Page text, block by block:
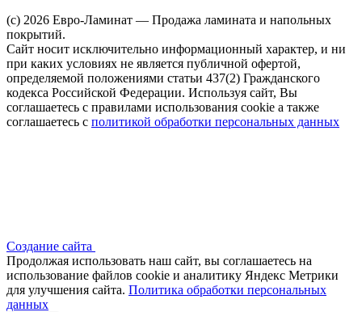
(c) 2026 Евро-Ламинат — Продажа ламината и напольных
покрытий.
Сайт носит исключительно информационный характер, и ни
при каких условиях не является публичной офертой,
определяемой положениями статьи 437(2) Гражданского
кодекса Российской Федерации. Используя сайт, Вы
соглашаетесь с правилами использования cookie а также
соглашаетесь с политикой обработки персональных данных
Создание сайта
Продолжая использовать наш сайт, вы соглашаетесь на
использование файлов сооkіе и аналитику Яндекс Метрики
для улучшения сайта. Политика обработки персональных
данных